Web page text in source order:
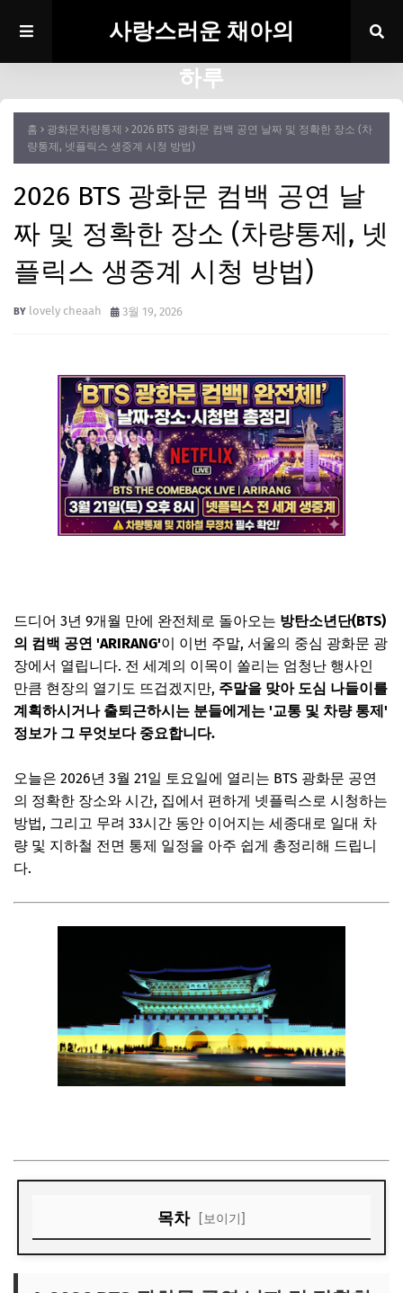
사랑스러운 채아의
하루
홈 광화문차량통제
2026 BTS 광화문 컴백 공연 날짜 및 정확한 장소 (차
량통제, 넷플릭스 생중계 시청 방법)
2026 BTS 광화문 컴백 공연 날
짜 및 정확한 장소 (차량통제, 넷
플릭스 생중계 시청 방법)
lovely cheaah 3월 19, 2026
드디어 3년 9개월 만에 완전체로 돌아오는 방탄소년단(BTS)
의 컴백 공연 'ARIRANG'이 이번 주말, 서울의 중심 광화문 광
장에서 열립니다. 전 세계의 이목이 쏠리는 엄청난 행사인
만큼 현장의 열기도 뜨겁겠지만, 주말을 맞아 도심 나들이를
계획하시거나 출퇴근하시는 분들에게는 '교통 및 차량 통제'
정보가 그 무엇보다 중요합니다.
오늘은 2026년 3월 21일 토요일에 열리는 BTS 광화문 공연
의 정확한 장소와 시간, 집에서 편하게 넷플릭스로 시청하는
방법, 그리고 무려 33시간 동안 이어지는 세종대로 일대 차
량 및 지하철 전면 통제 일정을 아주 쉽게 총정리해 드립니
다.
목차 [보이기]